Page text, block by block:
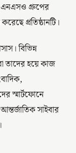
এনএসও গ্রুপের
প্রতিষ্ঠানটি।
বিভিন্ন
তাদের হয়ে কাজ
স্মার্টফোনে
সাইবার